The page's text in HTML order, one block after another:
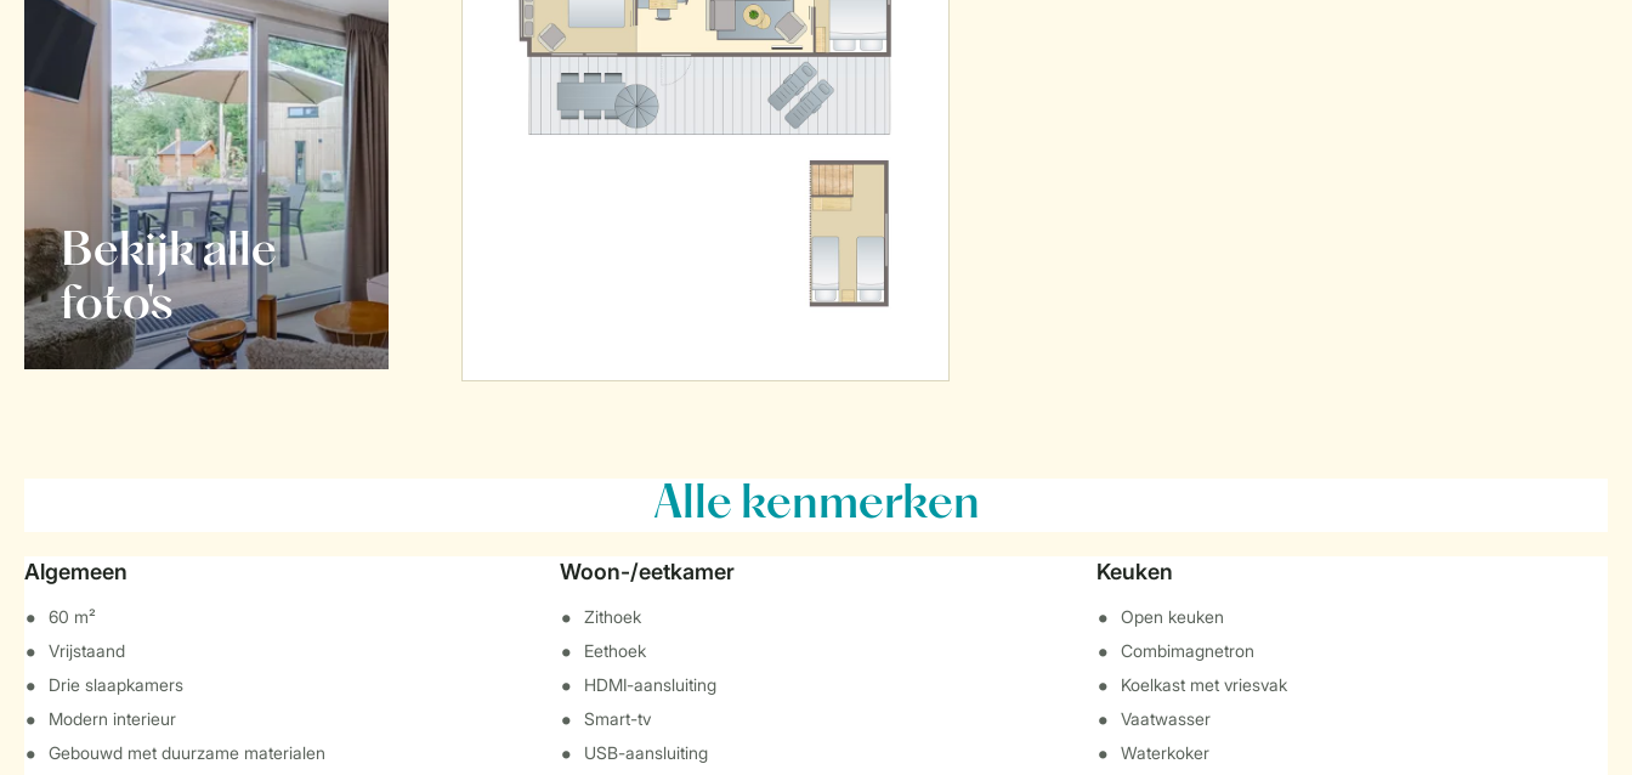
Bekijk alle
foto's
Alle kenmerken
Algemeen
60 m²
Vrijstaand
Drie slaapkamers
Modern interieur
Gebouwd met duurzame materialen
Woon-/eetkamer
Zithoek
Eethoek
HDMI-aansluiting
Smart-tv
USB-aansluiting
Keuken
Open keuken
Combimagnetron
Koelkast met vriesvak
Vaatwasser
Waterkoker